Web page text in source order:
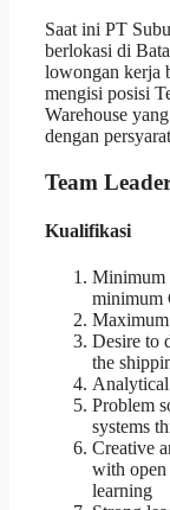
Saat ini PT
berlokasi di
lowongan kerja
mengisi posisi
Warehouse
dengan
Team
Kualifikasi
Minimum
minimum
Desire to
the
Problem
systems
Creative
with open
learning